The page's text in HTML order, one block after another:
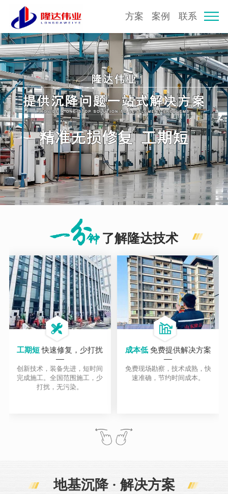
方案 案例 联系
了解隆达技术
工期短快速修复，少打扰
创新技术，装备先进，短时间
完成施工。全国范围施工，少
打扰，无污染。
成本低免费提供解决方案
免费现场勘察，技术成熟，快
速准确，节约时间成本。
地基沉降 · 解决方案